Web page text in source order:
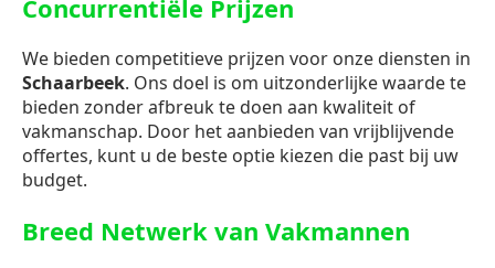
Concurrentiële Prijzen
We bieden competitieve prijzen voor onze diensten in
Schaarbeek. Ons doel is om uitzonderlijke waarde te
bieden zonder afbreuk te doen aan kwaliteit of
vakmanschap. Door het aanbieden van vrijblijvende
offertes, kunt u de beste optie kiezen die past bij uw
budget.
Breed Netwerk van Vakmannen